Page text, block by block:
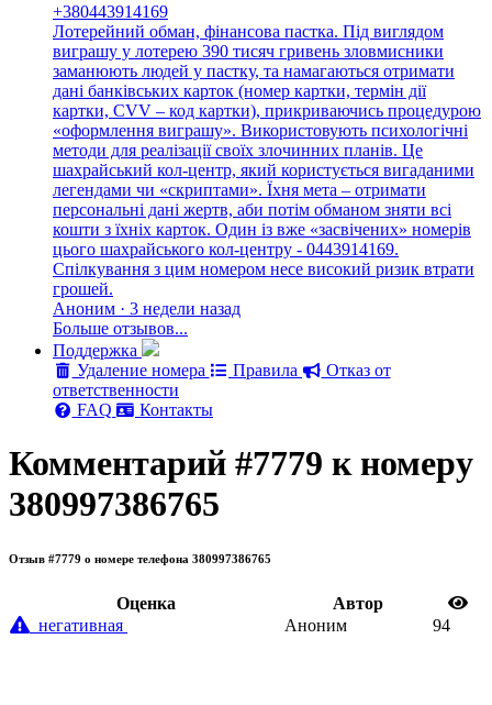
+380443914169
Лотерейний обман, фінансова пастка. Під виглядом
виграшу у лотерею 390 тисяч гривень зловмисники
заманюють людей у пастку, та намагаються отримати
дані банківських карток (номер картки, термін дії
картки, CVV – код картки), прикриваючись процедурою
«оформлення виграшу». Використовують психологічні
методи для реалізації своїх злочинних планів. Це
шахрайський кол-центр, який користується вигаданими
легендами чи «скриптами». Їхня мета – отримати
персональні дані жертв, аби потім обманом зняти всі
кошти з їхніх карток. Один із вже «засвічених» номерів
цього шахрайського кол-центру - 0443914169.
Спілкування з цим номером несе високий ризик втрати
грошей.
Аноним · 3 недели назад
Больше отзывов...
Поддержка
Удаление номера
Правила
Отказ от
ответственности
FAQ
Контакты
Комментарий #7779 к номеру
380997386765
Отзыв #7779 о номере телефона 380997386765
Oценка
Автор
негативная
Аноним 94